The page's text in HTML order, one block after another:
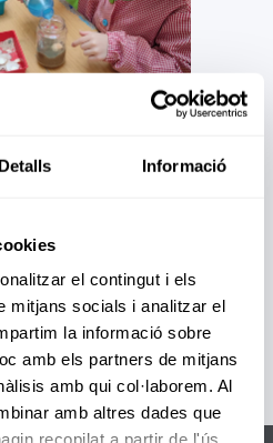
Detalls Informació
el contingut i els
mitjans socials i analitzar el
la informació sobre
amb els partners de mitjans
amb qui col·laborem. Al
amb altres dades que
recopilat a partir de l'ús